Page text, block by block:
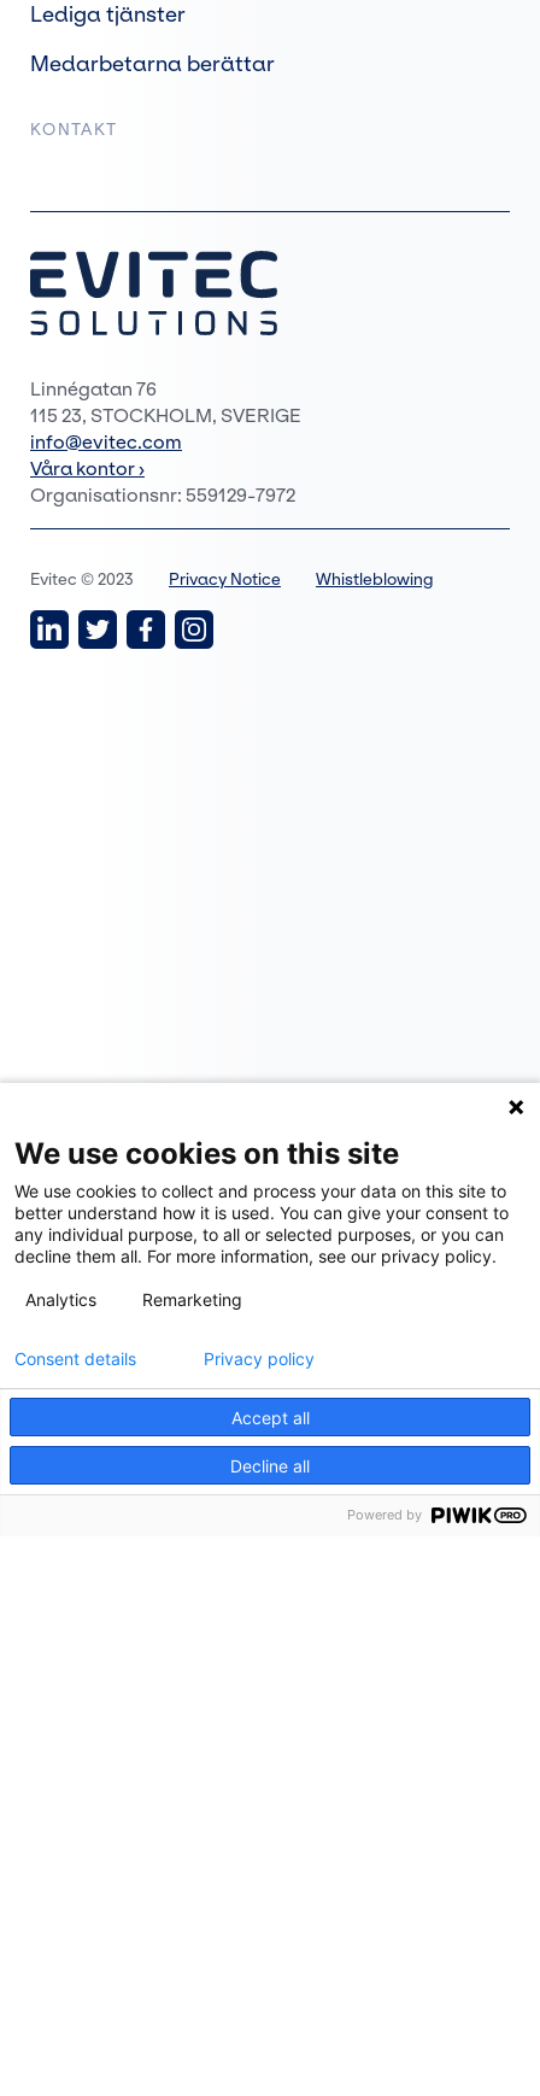
Lediga tjänster
Medarbetarna berättar
KONTAKT
Linnégatan 76
115 23, STOCKHOLM, SVERIGE
info@evitec.com
Våra kontor ›
Organisationsnr: 559129-7972
Evitec © 2023 Privacy Notice Whistleblowing
We use cookies on this site
We use cookies to collect and process your data on this site to
better understand how it is used. You can give your consent to
any individual purpose, to all or selected purposes, or you can
decline them all. For more information, see our privacy policy.
Analytics Remarketing
Accept all
Decline all
Consent details Privacy policy
Powered by